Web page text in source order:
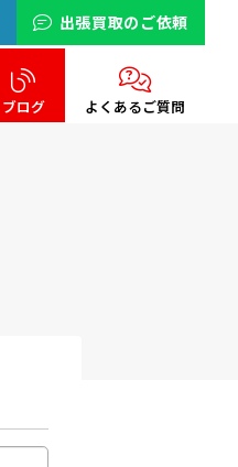
出張買取のご依頼
ブログ よくあるご質問